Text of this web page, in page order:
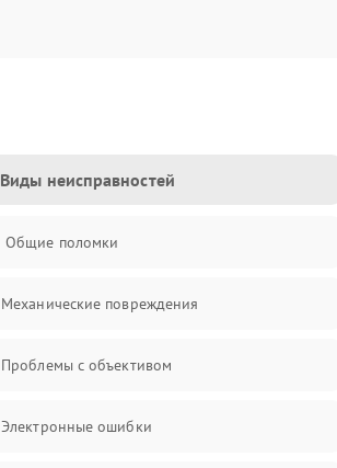
Виды неисправностей
Общие поломки
Механические повреждения
Проблемы с объективом
Электронные ошибки